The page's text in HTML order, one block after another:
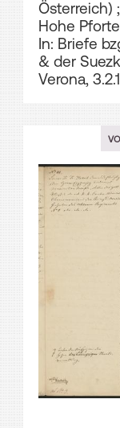
Österreich) ;
Hohe
In: Briefe
& der
Verona,